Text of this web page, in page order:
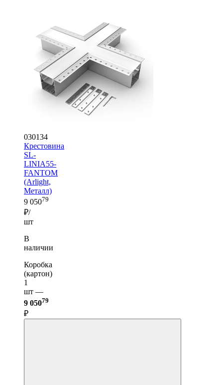
030134
Крестовина
SL-
LINIA55-
FANTOM
(Arlight,
Металл)
9 05079
₽/
шт
В
наличии
Коробка
(картон)
1
шт —
9 05079
₽